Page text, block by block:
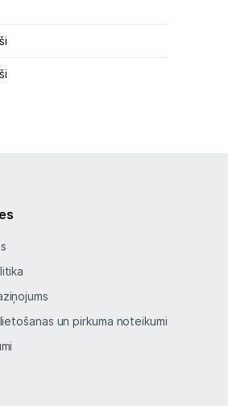
un pirkuma noteikumi